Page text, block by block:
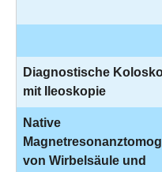
Diagnostische
mit Ileoskopie
Native
von Wirbelsäule und